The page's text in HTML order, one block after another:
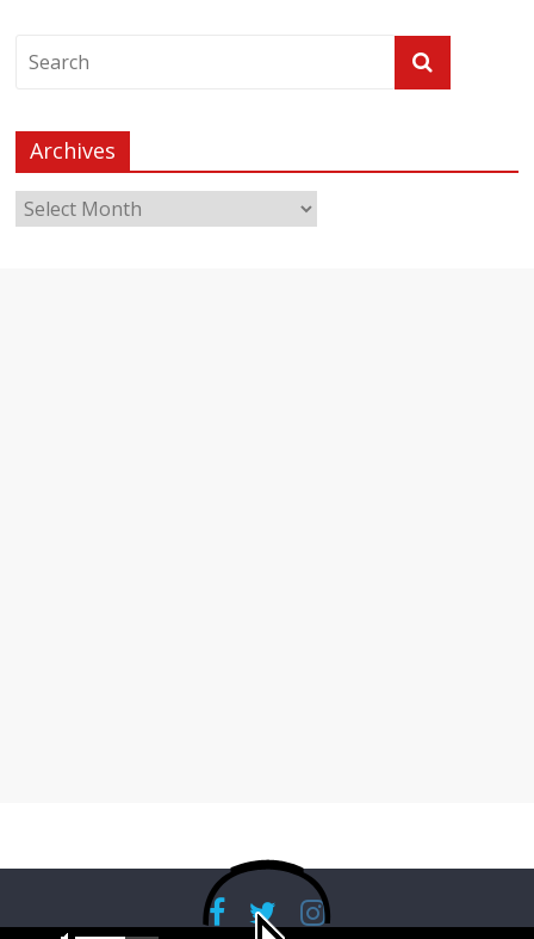
Archives